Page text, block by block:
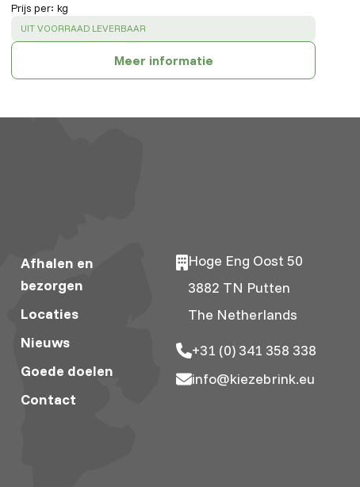
Prijs per: kg
SUCCESS:
UIT VOORRAAD LEVERBAAR
Meer informatie
Afhalen en
bezorgen
Locaties
Nieuws
Goede doelen
Contact
Hoge Eng Oost 50
3882 TN Putten
The Netherlands
+31 (0) 341 358 338
info@kiezebrink.eu